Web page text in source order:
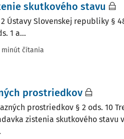
skutkového stavu
2 Ústavy Slovenskej republiky §
1 a...
minút čítania
prostriedkov
prostriedkov § 2 ods. 10
zistenia skutkového stavu